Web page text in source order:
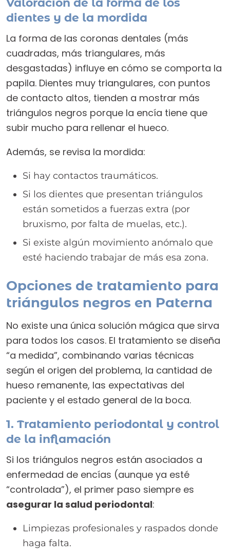
dientes y de la mordida
La forma de las coronas dentales (más
cuadradas, más triangulares, más
desgastadas) influye en cómo se comporta la
papila. Dientes muy triangulares, con puntos
de contacto altos, tienden a mostrar más
triángulos negros porque la encía tiene que
subir mucho para rellenar el hueco.
Además, se revisa la mordida:
Si hay contactos traumáticos.
Si los dientes que presentan triángulos
están sometidos a fuerzas extra (por
bruxismo, por falta de muelas, etc.).
Si existe algún movimiento anómalo que
esté haciendo trabajar de más esa zona.
Opciones de tratamiento para
triángulos negros en Paterna
No existe una única solución mágica que sirva
para todos los casos. El tratamiento se diseña
“a medida”, combinando varias técnicas
según el origen del problema, la cantidad de
hueso remanente, las expectativas del
paciente y el estado general de la boca.
1. Tratamiento periodontal y control
de la inflamación
Si los triángulos negros están asociados a
enfermedad de encías (aunque ya esté
“controlada”), el primer paso siempre es
asegurar la salud periodontal:
Limpiezas profesionales y raspados donde
haga falta.